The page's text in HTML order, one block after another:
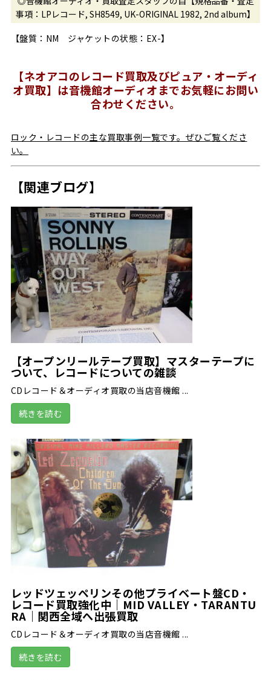
事項：LPレコード, SH8549, UK-ORIGINAL 1982, 2nd album】
【盤質：NM ジャケットの状態：EX-】
【ネオアコのレコード買取及びピュア・オーディ
オ買取】は音機館オーディオまでお気軽にお問い
合わせください。
ロック・レコードの主な買取事例一覧です。ぜひご覧くださ
い。
【関連ブログ】
【オープンリールテープ買取】マスターテープに
ついて、レコードについての雑談
CDレコード＆オーディオ買取の当店音機館 ...
続きを読む
レッドツェッペリンその他プライベート盤CD・
レコード買取強化中｜MID VALLEY・TARANTU
RA｜関西全域へ出張買取
CDレコード＆オーディオ買取の当店音機館 ...
続きを読む